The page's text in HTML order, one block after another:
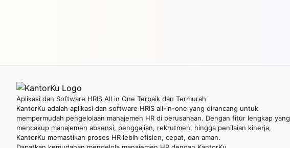
Aplikasi dan Software HRIS All in One Terbaik dan Termurah
KantorKu adalah aplikasi dan software HRIS all-in-one yang dirancang untuk
mempermudah pengelolaan manajemen HR di perusahaan. Dengan fitur lengkap yang
mencakup manajemen absensi, penggajian, rekrutmen, hingga penilaian kinerja,
KantorKu memastikan proses HR lebih efisien, cepat, dan aman.